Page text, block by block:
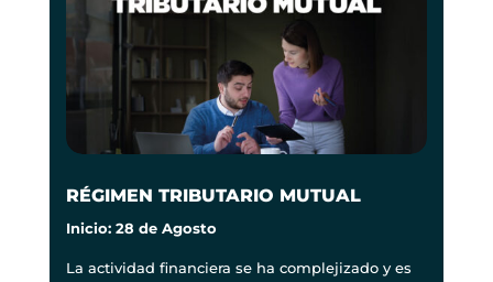
RÉGIMEN TRIBUTARIO MUTUAL
Inicio: 28 de Agosto
La actividad financiera se ha complejizado y es